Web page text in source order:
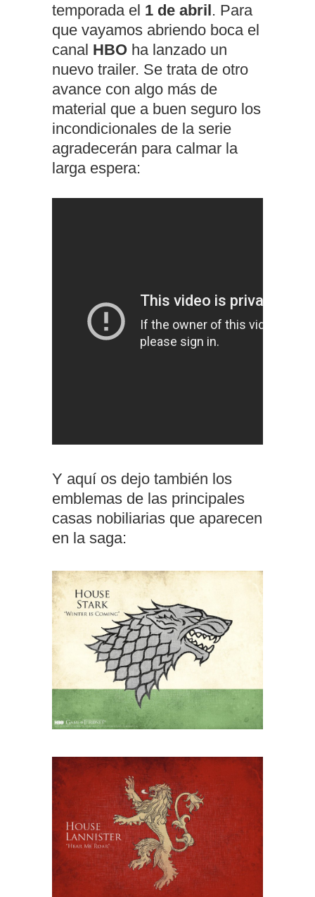
temporada el 1 de abril. Para
que vayamos abriendo boca el
canal HBO ha lanzado un
nuevo trailer. Se trata de otro
avance con algo más de
material que a buen seguro los
incondicionales de la serie
agradecerán para calmar la
larga espera:
Y aquí os dejo también los
emblemas de las principales
casas nobiliarias que aparecen
en la saga: